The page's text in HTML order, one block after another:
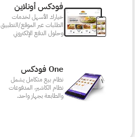
فودكس أونلاين
خيارك الأسهل لخدمات
الطلبات عبر الموقع/التطبيق
وحلول الدفع الإلكتروني
One فودكس
نظام بيع متكامل يشمل
نظام الكاشير، المدفوعات
والطابعة بجهاز واحد.